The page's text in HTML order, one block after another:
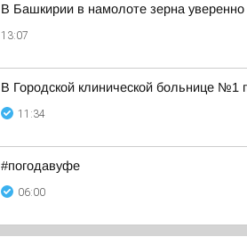
В Башкирии в намолоте зерна
13:07
В Городской клинической больнице №1
11:34
#погодавуфе
06:00